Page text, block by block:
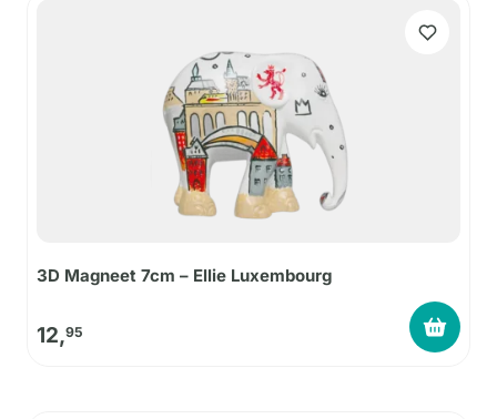
3D Magneet 7cm – Ellie Luxembourg
12,95